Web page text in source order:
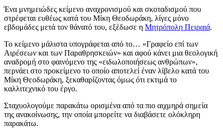
Ένα μνημειώδες κείμενο αναχρονισμού και σκοταδισμού που
στρέφεται ευθέως κατά του Μίκη Θεοδωράκη, λίγες μόνο
εβδομάδες μετά τον θάνατό του, εξέδωσε η Μητρόπολη Πειραιά.
Το κείμενο μάλιστα υπογράφεται από το… «Γραφείο επί των
Αιρέσεων και των Παραθρησκειών» και αφού κάνει μια θεολογική
αναδρομή στο φαινόμενο της «ειδωλοποιήσεως ανθρώπων»,
περνάει στο προκείμενο το οποίο αποτελεί έναν λίβελο κατά του
Μίκη Θεοδωράκη, ξεκαθαρίζοντας όμως ότι εκτιμά το
καλλιτεχνικό του έργο.
Σταχυολογούμε παρακάτω ορισμένα από τα πιο αιχμηρά σημεία
της ανακοίνωσης, την οποία μπορείτε να διαβάσετε ολόκληρη
παρακάτω.